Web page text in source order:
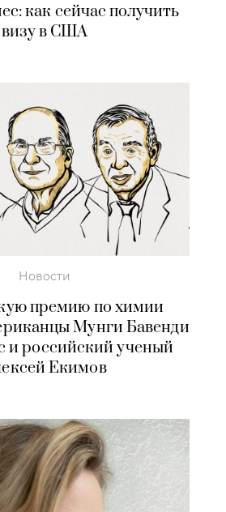
как сейчас получить
визу в США
Новости
премию по химии
Мунги Бавенди
и российский ученый
Екимов